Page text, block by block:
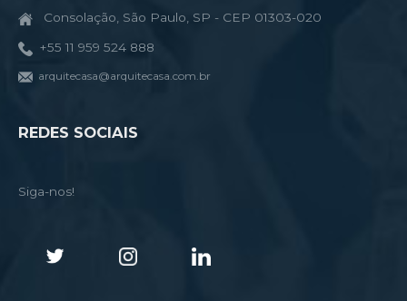
Consolação, São Paulo, SP - CEP 01303-020
+55 11 959 524 888
arquitecasa@arquitecasa.com.br
REDES SOCIAIS
Siga-nos!